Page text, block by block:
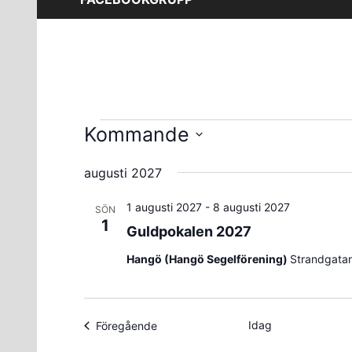
Evenemang
Kommande
datum.
augusti 2027
SÖN
1 Guldpokalen 2027
1 augusti 2027- 8 augusti 2027
Hangö (Hangö Segelförening)
FöregåendeEvenemang Idag